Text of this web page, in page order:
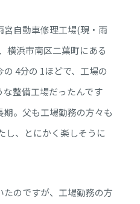
宮自動車修理工場(現・雨
横浜市南区二葉町にある
4分の 1ほどで、工場の
整備工場だったんです
。父も工場勤務の方々も
し、とにかく楽しそうに
のですが、工場勤務の方